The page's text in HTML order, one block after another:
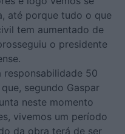
até porque tudo o que
tem aumentado de
o presidente
responsabilidade 50
segundo Gaspar
neste momento
vivemos um período
da obra terá de ser